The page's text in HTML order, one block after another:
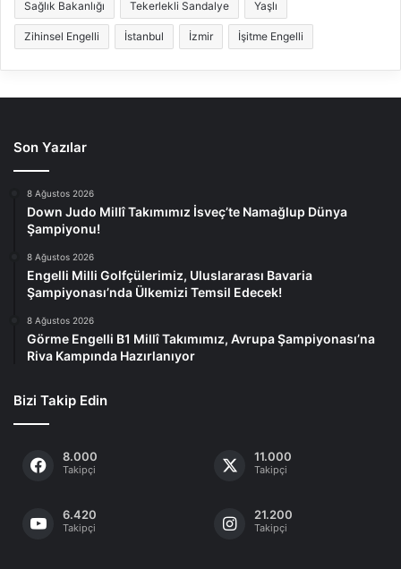
Sağlık Bakanlığı Tekerlekli Sandalye Yaşlı
Zihinsel Engelli İstanbul İzmir İşitme Engelli
Son Yazılar
8 Ağustos 2026
Down Judo Millî Takımımız İsveç’te Namağlup Dünya
Şampiyonu!
8 Ağustos 2026
Engelli Milli Golfçülerimiz, Uluslararası Bavaria
Şampiyonası’nda Ülkemizi Temsil Edecek!
8 Ağustos 2026
Görme Engelli B1 Millî Takımımız, Avrupa Şampiyonası’na
Riva Kampında Hazırlanıyor
Bizi Takip Edin
8.000
Takipçi
11.000
Takipçi
6.420
Takipçi
21.200
Takipçi